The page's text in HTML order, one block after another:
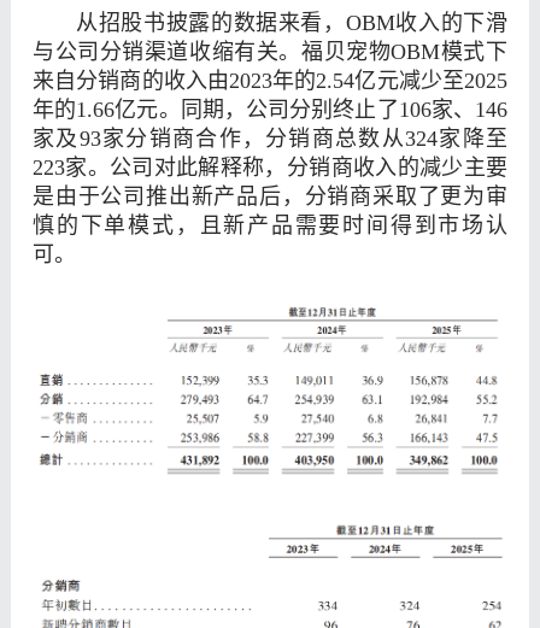
从招股书披露的数据来看，OBM收入的下滑
与公司分销渠道收缩有关。福贝宠物OBM模式下
来自分销商的收入由2023年的2.54亿元减少至2025
年的1.66亿元。同期，公司分别终止了106家、146
家及93家分销商合作，分销商总数从324家降至
223家。公司对此解释称，分销商收入的减少主要
是由于公司推出新产品后，分销商采取了更为审
慎的下单模式，且新产品需要时间得到市场认
可。